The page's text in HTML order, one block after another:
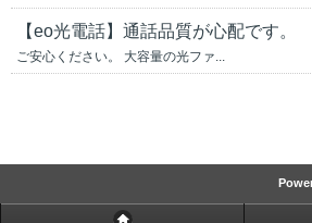
【eo光電話】通話品質が心配です。
ご安心ください。 大容量の光ファ...